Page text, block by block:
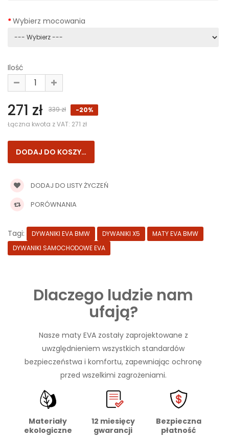
Wybierz mocowania
Ilość
271 zł 339 zł
-20%
Łączna kwota z VAT: 271 zł
DODAJ DO LISTY ŻYCZEŃ
PORÓWNANIA
Tagi: DYWANIKI EVA BMW DYWANIKI X5
MATY EVA BMW
DYWANIKI SAMOCHODOWE EVA
Dlaczego ludzie nam
ufają?
Nasze maty EVA zostały zaprojektowane z
uwzględnieniem wszystkich standardów
bezpieczeństwa i komfortu, zapewniając ochronę
przed wszelkimi zagrożeniami.
Materiały
ekologiczne
12 miesięcy
gwarancji
Bezpieczna
płatność